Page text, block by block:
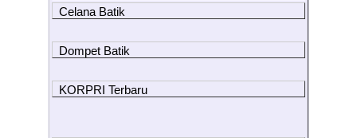
Celana Batik
Dompet Batik
KORPRI Terbaru